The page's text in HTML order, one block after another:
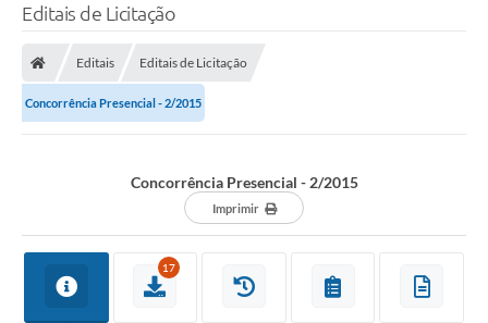
Editais de Licitação
Editais Editais de Licitação
Concorrência Presencial - 2/2015
Concorrência Presencial - 2/2015
Imprimir
17